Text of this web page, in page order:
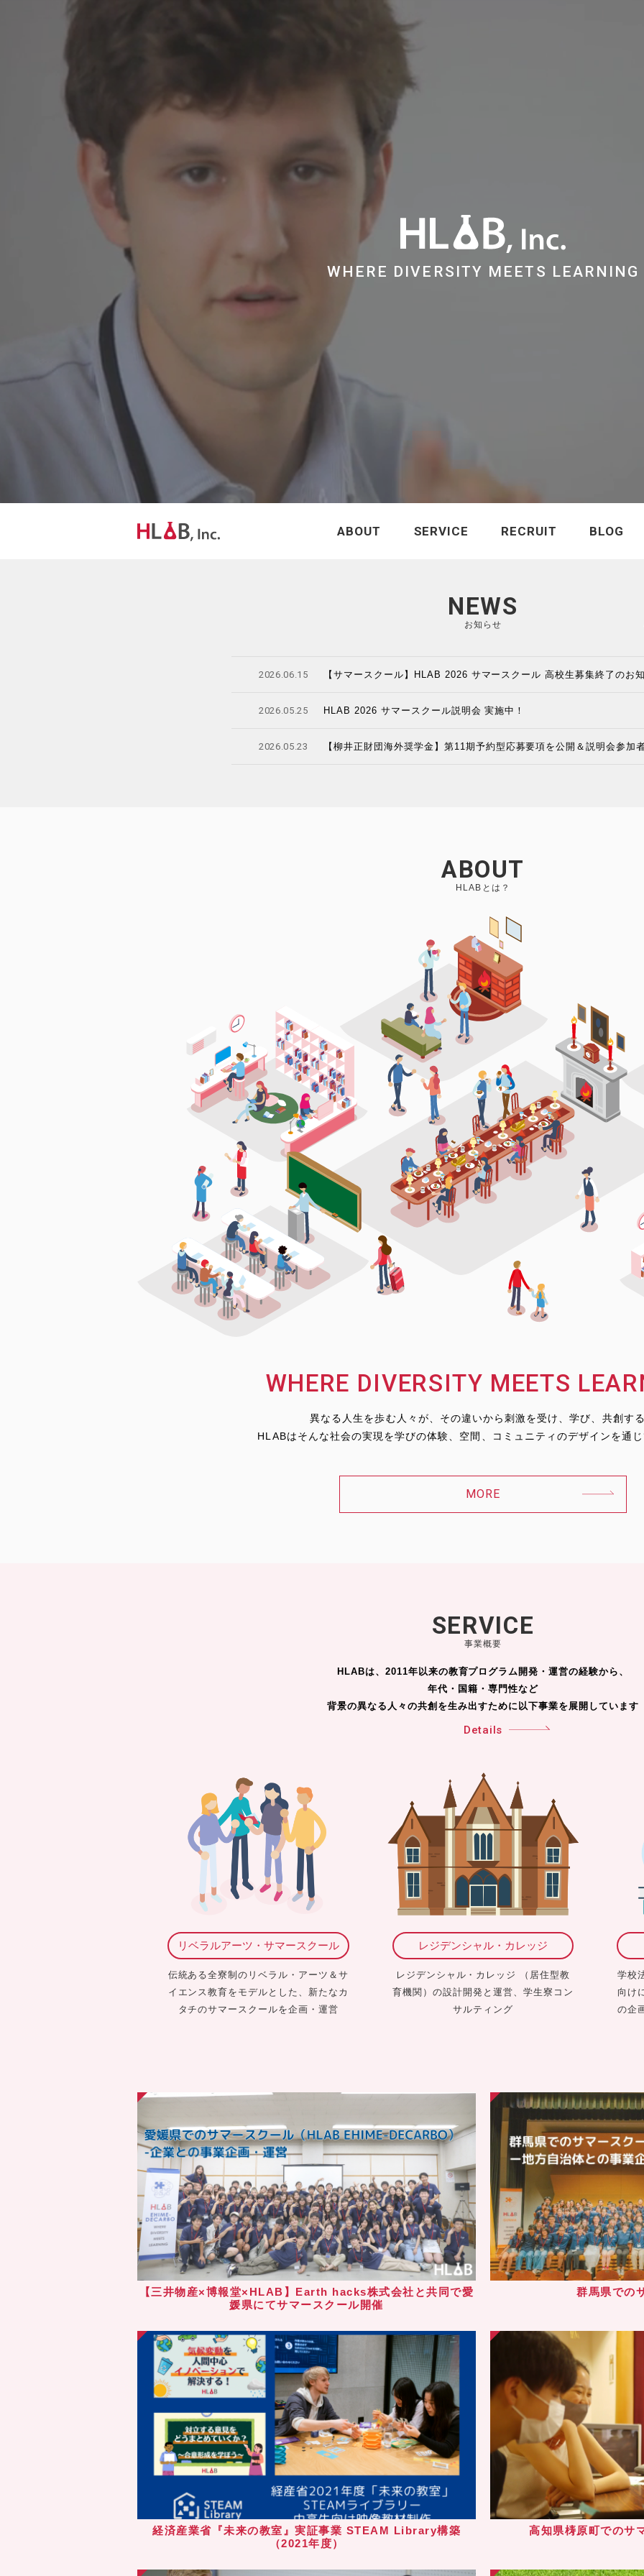
WHERE DIVERSITY MEETS LEARNING
ABOUT SERVICE RECRUIT BLOG
NEWS
お知らせ
2026.06.15 【サマースクール】HLAB 2026 サマースクール 高校生募集終了のお
2026.05.25 HLAB 2026 サマースクール説明会 実施中！
2026.05.23 【柳井正財団海外奨学金】第11期予約型応募要項を公開＆説明会参加
ABOUT
HLABとは？
WHERE DIVERSITY MEETS
異なる人生を歩む人々が、その違いから刺激を受け、学び、共創する
HLABはそんな社会の実現を学びの体験、空間、コミュニティのデザインを通じ
MORE
SERVICE
事業概要
HLABは、2011年以来の教育プログラム開発・運営の経験から、
年代・国籍・専門性など
背景の異なる人々の共創を生み出すために以下事業を展開しています
Details
リベラルアーツ・サマースクール
伝統ある全寮制のリベラル・アーツ＆サ
イエンス教育をモデルとした、新たなカ
タチのサマースクールを企画・運営
レジデンシャル・カレッジ
レジデンシャル・カレッジ （居住型教
育機関）の設計開発と運営、学生寮コン
サルティング
学校
向け
の企
【三井物産×博報堂×HLAB】Earth hacks株式会社と共同で愛
媛県にてサマースクール開催
群馬県での
経済産業省『未来の教室』実証事業 STEAM Library構築
（2021年度）
高知県梼原町でのサ